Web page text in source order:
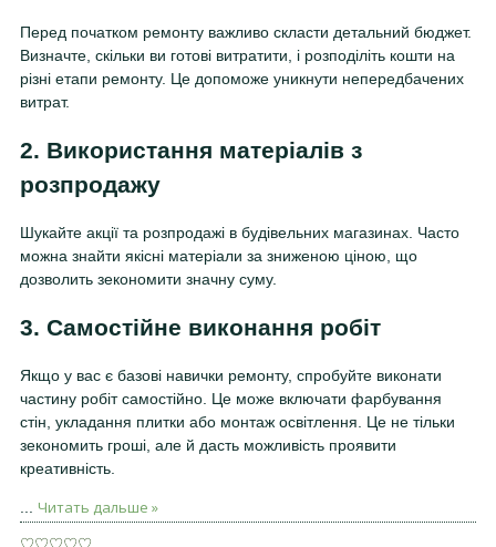
Перед початком ремонту важливо скласти детальний бюджет.
Визначте, скільки ви готові витратити, і розподіліть кошти на
різні етапи ремонту. Це допоможе уникнути непередбачених
витрат.
2. Використання матеріалів з
розпродажу
Шукайте акції та розпродажі в будівельних магазинах. Часто
можна знайти якісні матеріали за зниженою ціною, що
дозволить зекономити значну суму.
3. Самостійне виконання робіт
Якщо у вас є базові навички ремонту, спробуйте виконати
частину робіт самостійно. Це може включати фарбування
стін, укладання плитки або монтаж освітлення. Це не тільки
зекономить гроші, але й дасть можливість проявити
креативність.
Читать дальше »